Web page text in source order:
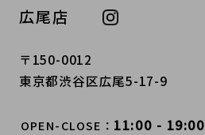
広尾店
〒150-0012
東京都渋谷区広尾5-17-9
OPEN-CLOSE 11:00 - 19:00